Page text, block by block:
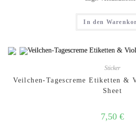
In den
Sticker
Veilchen-Tagescreme Etiketten &
Sheet
7,50 €